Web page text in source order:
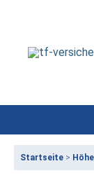
Startseite >